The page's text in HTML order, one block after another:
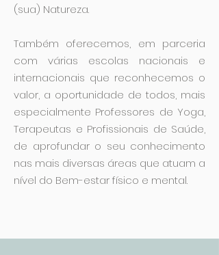
(sua) Natureza.
Também oferecemos, em parceria
com várias escolas nacionais e
internacionais que reconhecemos o
valor, a oportunidade de todos, mais
especialmente Professores de Yoga,
Terapeutas e Profissionais de Saúde,
de aprofundar o seu conhecimento
nas mais diversas áreas que atuam a
nível do Bem-estar físico e mental.